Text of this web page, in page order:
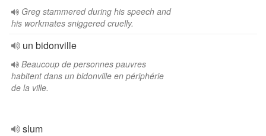
Greg stammered during his speech and
his workmates sniggered cruelly.
un bidonville
Beaucoup de personnes pauvres
habitent dans un bidonville en périphérie
de la ville.
slum